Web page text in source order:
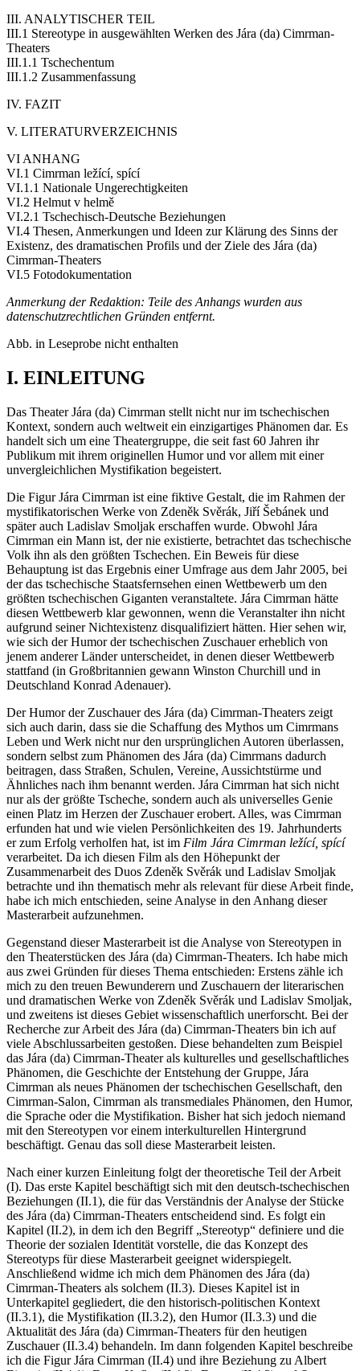
III. ANALYTISCHER TEIL
III.1 Stereotype in ausgewählten Werken des Jára (da) Cimrman-
Theaters
III.1.1 Tschechentum
III.1.2 Zusammenfassung
IV. FAZIT
V. LITERATURVERZEICHNIS
VI ANHANG
VI.1 Cimrman ležící, spící
VI.1.1 Nationale Ungerechtigkeiten
VI.2 Helmut v helmě
VI.2.1 Tschechisch-Deutsche Beziehungen
VI.4 Thesen, Anmerkungen und Ideen zur Klärung des Sinns der
Existenz, des dramatischen Profils und der Ziele des Jára (da)
Cimrman-Theaters
VI.5 Fotodokumentation
Anmerkung der Redaktion: Teile des Anhangs wurden aus
datenschutzrechtlichen Gründen entfernt.
Abb. in Leseprobe nicht enthalten
I. EINLEITUNG
Das Theater Jára (da) Cimrman stellt nicht nur im tschechischen
Kontext, sondern auch weltweit ein einzigartiges Phänomen dar. Es
handelt sich um eine Theatergruppe, die seit fast 60 Jahren ihr
Publikum mit ihrem originellen Humor und vor allem mit einer
unvergleichlichen Mystifikation begeistert.
Die Figur Jára Cimrman ist eine fiktive Gestalt, die im Rahmen der
mystifikatorischen Werke von Zdeněk Svěrák, Jiří Šebánek und
später auch Ladislav Smoljak erschaffen wurde. Obwohl Jára
Cimrman ein Mann ist, der nie existierte, betrachtet das tschechische
Volk ihn als den größten Tschechen. Ein Beweis für diese
Behauptung ist das Ergebnis einer Umfrage aus dem Jahr 2005, bei
der das tschechische Staatsfernsehen einen Wettbewerb um den
größten tschechischen Giganten veranstaltete. Jára Cimrman hätte
diesen Wettbewerb klar gewonnen, wenn die Veranstalter ihn nicht
aufgrund seiner Nichtexistenz disqualifiziert hätten. Hier sehen wir,
wie sich der Humor der tschechischen Zuschauer erheblich von
jenem anderer Länder unterscheidet, in denen dieser Wettbewerb
stattfand (in Großbritannien gewann Winston Churchill und in
Deutschland Konrad Adenauer).
Der Humor der Zuschauer des Jára (da) Cimrman-Theaters zeigt
sich auch darin, dass sie die Schaffung des Mythos um Cimrmans
Leben und Werk nicht nur den ursprünglichen Autoren überlassen,
sondern selbst zum Phänomen des Jára (da) Cimrmans dadurch
beitragen, dass Straßen, Schulen, Vereine, Aussichtstürme und
Ähnliches nach ihm benannt werden. Jára Cimrman hat sich nicht
nur als der größte Tscheche, sondern auch als universelles Genie
einen Platz im Herzen der Zuschauer erobert. Alles, was Cimrman
erfunden hat und wie vielen Persönlichkeiten des 19. Jahrhunderts
er zum Erfolg verholfen hat, ist im Film Jára Cimrman ležící, spící
verarbeitet. Da ich diesen Film als den Höhepunkt der
Zusammenarbeit des Duos Zdeněk Svěrák und Ladislav Smoljak
betrachte und ihn thematisch mehr als relevant für diese Arbeit finde,
habe ich mich entschieden, seine Analyse in den Anhang dieser
Masterarbeit aufzunehmen.
Gegenstand dieser Masterarbeit ist die Analyse von Stereotypen in
den Theaterstücken des Jára (da) Cimrman-Theaters. Ich habe mich
aus zwei Gründen für dieses Thema entschieden: Erstens zähle ich
mich zu den treuen Bewunderern und Zuschauern der literarischen
und dramatischen Werke von Zdeněk Svěrák und Ladislav Smoljak,
und zweitens ist dieses Gebiet wissenschaftlich unerforscht. Bei der
Recherche zur Arbeit des Jára (da) Cimrman-Theaters bin ich auf
viele Abschlussarbeiten gestoßen. Diese behandelten zum Beispiel
das Jára (da) Cimrman-Theater als kulturelles und gesellschaftliches
Phänomen, die Geschichte der Entstehung der Gruppe, Jára
Cimrman als neues Phänomen der tschechischen Gesellschaft, den
Cimrman-Salon, Cimrman als transmediales Phänomen, den Humor,
die Sprache oder die Mystifikation. Bisher hat sich jedoch niemand
mit den Stereotypen vor einem interkulturellen Hintergrund
beschäftigt. Genau das soll diese Masterarbeit leisten.
Nach einer kurzen Einleitung folgt der theoretische Teil der Arbeit
(I). Das erste Kapitel beschäftigt sich mit den deutsch-tschechischen
Beziehungen (II.1), die für das Verständnis der Analyse der Stücke
des Jára (da) Cimrman-Theaters entscheidend sind. Es folgt ein
Kapitel (II.2), in dem ich den Begriff „Stereotyp“ definiere und die
Theorie der sozialen Identität vorstelle, die das Konzept des
Stereotyps für diese Masterarbeit geeignet widerspiegelt.
Anschließend widme ich mich dem Phänomen des Jára (da)
Cimrman-Theaters als solchem (II.3). Dieses Kapitel ist in
Unterkapitel gegliedert, die den historisch-politischen Kontext
(II.3.1), die Mystifikation (II.3.2), den Humor (II.3.3) und die
Aktualität des Jára (da) Cimrman-Theaters für den heutigen
Zuschauer (II.3.4) behandeln. Im dann folgenden Kapitel beschreibe
ich die Figur Jára Cimrman (II.4) und ihre Beziehung zu Albert